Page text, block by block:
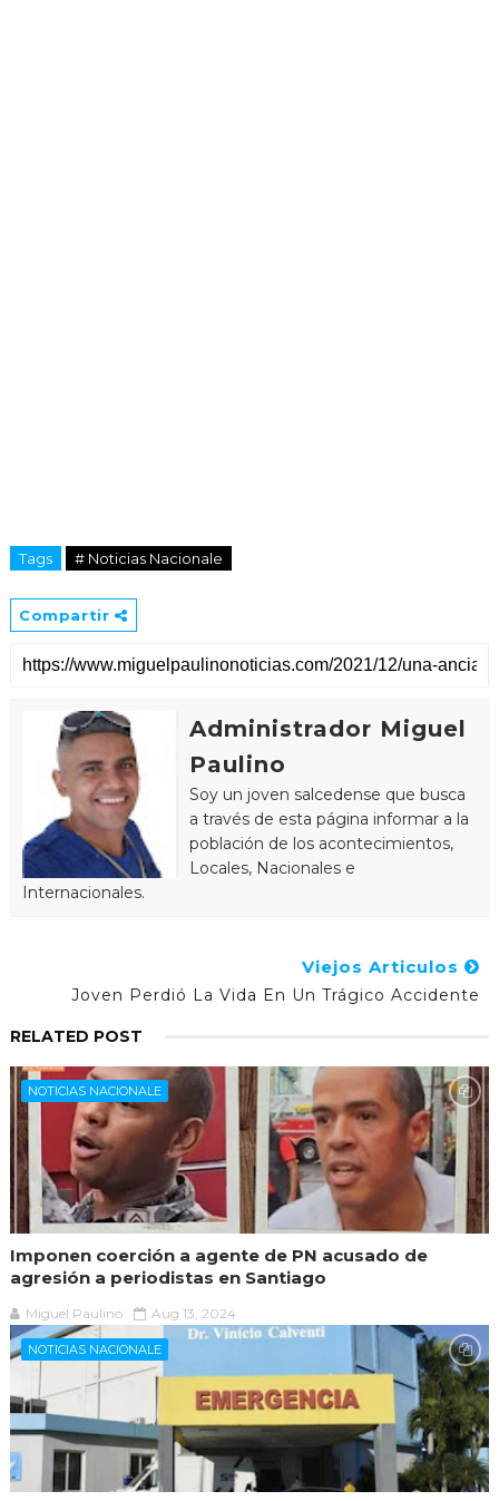
Tags # Noticias Nacionale
Compartir
Administrador Miguel
Paulino
Soy un joven salcedense que busca
a través de esta página informar a la
población de los acontecimientos,
Locales, Nacionales e
Internacionales.
Viejos Articulos
Joven Perdió La Vida En Un Trágico Accidente
RELATED POST
NOTICIAS NACIONALE
Imponen coerción a agente de PN acusado de
agresión a periodistas en Santiago
Miguel Paulino Aug 13, 2024
NOTICIAS NACIONALE